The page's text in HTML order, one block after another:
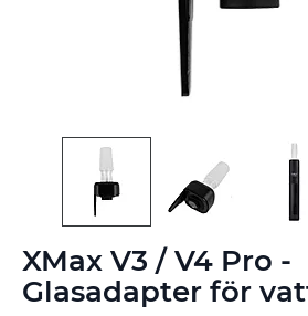
XMax V3 / V4 Pro -
Glasadapter för
till
början
av